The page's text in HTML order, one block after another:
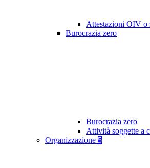
Attestazioni OIV o
Burocrazia zero
Burocrazia zero
Attività soggette a
Organizzazione 5